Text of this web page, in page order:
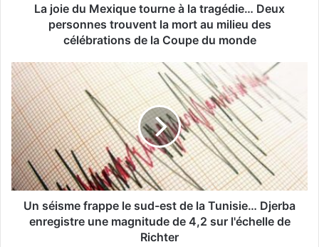
personnes
au
milieu
des
célébrations
de
la
Coupe
du
monde
La joie du Mexique tourne à la tragédie… Deux
personnes trouvent la mort au milieu des
célébrations de la Coupe du monde
Un
séisme
frappe
le
sud-
est
de
la
Tunisie…
Djerba
enregistre
Un séisme frappe le sud-est de la Tunisie… Djerba
enregistre une magnitude de 4,2 sur l'échelle de
Richter